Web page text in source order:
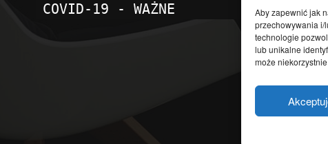
Aby zapewnić jak
przechowywania i/
technologie
lub unikalne
może
COVID-19 - WAŻNE